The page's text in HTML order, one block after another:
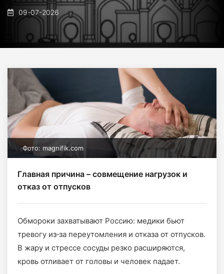
09-07-2026
Фото: magnifik.com
Главная причина – совмещение нагрузок и
отказ от отпусков
Обмороки захватывают Россию: медики бьют
тревогу из‑за переутомления и отказа от отпусков.
В жару и стрессе сосуды резко расширяются,
кровь отливает от головы и человек падает.